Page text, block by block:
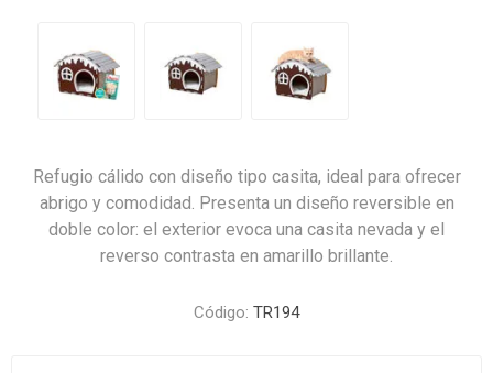
Refugio cálido con diseño tipo casita, ideal para ofrecer
abrigo y comodidad. Presenta un diseño reversible en
doble color: el exterior evoca una casita nevada y el
reverso contrasta en amarillo brillante.
Código: TR194